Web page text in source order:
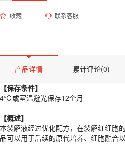
收藏 联系客服
产品描述
【保存条件】
4℃或室温避光保存12个月
【概述】
【使用建议（仅供参考） 】
1.先将10×RBC裂解液进行稀释，如取
产品详情
累计评论(0)
【保存条件】
4℃或室温避光保存12个月
【概述】
本裂解液经过优化配方，在裂解红细胞
品可以用于后续的原代培养、细胞融合